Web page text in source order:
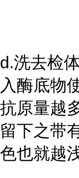
d.洗去检
入酶底物
抗原量越
留下之带
色也就越